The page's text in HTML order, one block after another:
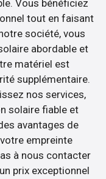
Vous bénéficiez
tout en faisant
société, vous
abordable et
matériel est
supplémentaire.
nos services,
solaire fiable et
avantages de
empreinte
à nous contacter
prix exceptionnel